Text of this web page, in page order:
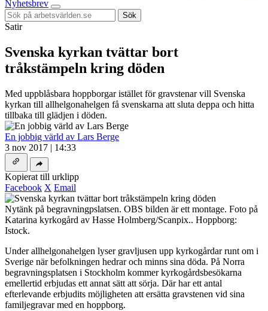
Nyhetsbrev
Sök
Satir
Svenska kyrkan tvättar bort
tråkstämpeln kring döden
Med uppblåsbara hoppborgar istället för gravstenar vill Svenska
kyrkan till allhelgonahelgen få svenskarna att sluta deppa och hitta
tillbaka till glädjen i döden.
En jobbig värld av Lars Berge
3 nov 2017 | 14:33
Kopierat till urklipp
Facebook X Email
Nytänk på begravningpslatsen. OBS bilden är ett montage. Foto på
Katarina kyrkogård av Hasse Holmberg/Scanpix.. Hoppborg:
Istock.
Under allhelgonahelgen lyser gravljusen upp kyrkogårdar runt om i
Sverige när befolkningen hedrar och minns sina döda. På Norra
begravningsplatsen i Stockholm kommer kyrkogårdsbesökarna
emellertid erbjudas ett annat sätt att sörja. Där har ett antal
efterlevande erbjudits möjligheten att ersätta gravstenen vid sina
familjegravar med en hoppborg.